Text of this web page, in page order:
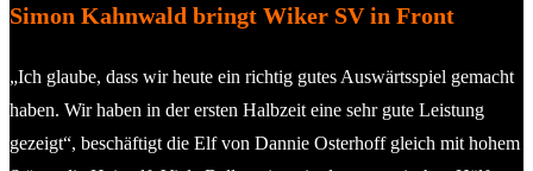
Simon Kahnwald bringt Wiker SV in Front
„Ich glaube, dass wir heute ein richtig gutes Auswärtsspiel gemacht
haben. Wir haben in der ersten Halbzeit eine sehr gute Leistung
gezeigt“, beschäftigt die Elf von Dannie Osterhoff gleich mit hohem